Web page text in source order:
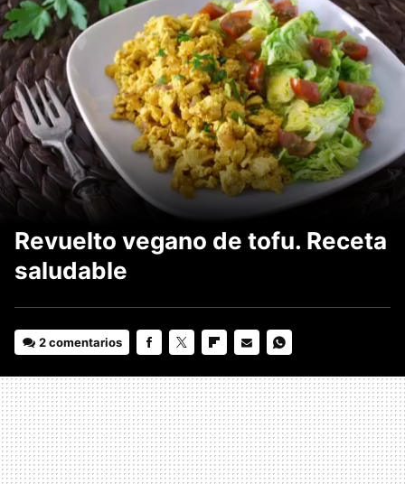
Revuelto vegano de tofu. Receta
saludable
2 comentarios
MAIL